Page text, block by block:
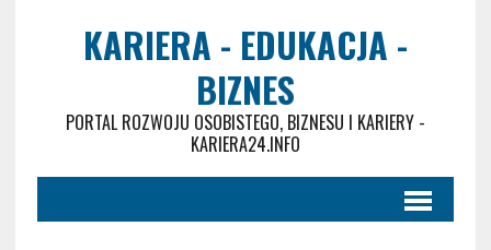
KARIERA - EDUKACJA -
BIZNES
PORTAL ROZWOJU OSOBISTEGO, BIZNESU I KARIERY -
KARIERA24.INFO